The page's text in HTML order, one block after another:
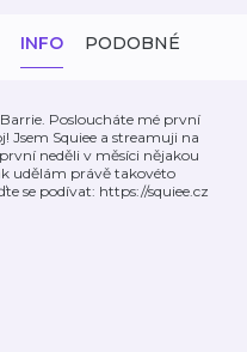
INFO PODOBNÉ
Posloucháte mé první
Jsem Squiee a streamuji na
neděli v měsíci nějakou
udělám právě takovéto
se podívat: https://squiee.cz